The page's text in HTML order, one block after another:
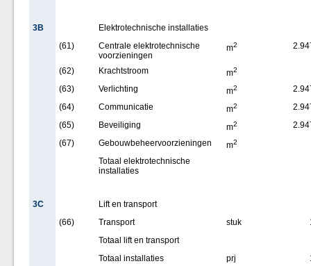
3B
Elektrotechnische installaties
(61)
Centrale elektrotechnische
voorzieningen
m2
(62) Krachtstroom m2
(63) Verlichting m2
(64)
Communicatie m2
(65)
Beveiliging m2
(67)
Gebouwbeheervoorzieningen m2
Totaal elektrotechnische
installaties
3C
Lift en transport
(66)
Transport stuk
Totaal lift en transport
Totaal installaties
prj